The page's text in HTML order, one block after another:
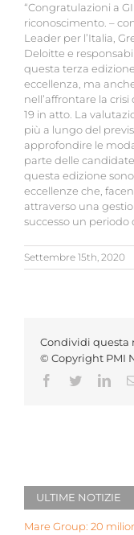
“Congratulazioni a
riconoscimento. –
Leader per l’Italia,
Deloitte e
questa terza
eccellenza, ma
nell’affrontare la
19 in atto. La
più a lungo del
approfondire le
parte delle
questa edizione
eccellenze che,
attraverso una
successo un periodo
Settembre 15th, 2020
Condividi questa
© Copyright PMI
Facebook
Twitter
ULTIME NOTIZIE
Mare Group: 20